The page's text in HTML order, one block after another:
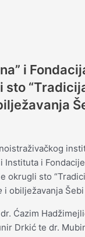
i
sto
Instituta i
okrugli sto
i obilježavanja Šebi
Ćazim
Drkić te dr.